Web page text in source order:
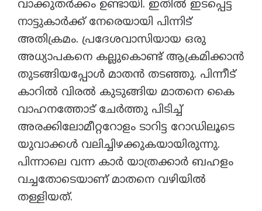
വാക്കുതർക്കം ഉണ്ടായി. ഇതിൽ ഇടപ്പെട്ട
നാട്ടുകാർക്ക് നേരെയായി പിന്നിട്
അതിക്രമം. പ്രദേശവാസിയായ ഒരു
അധ്യാപകനെ കല്ലുകൊണ്ട് ആക്രമിക്കാൻ
തുടങ്ങിയപ്പോൾ മാതൻ തടഞ്ഞു. പിന്നീട്
കാറിൽ വിരൽ കുടുങ്ങിയ മാതനെ കൈ
വാഹനത്തോട് ചേർത്തു പിടിച്ച്
അരക്കിലോമീറ്ററോളം ടാറിട്ട റോഡിലൂടെ
യുവാക്കൾ വലിച്ചിഴക്കുകയായിരുന്നു.
പിന്നാലെ വന്ന കാർ യാത്രക്കാർ ബഹളം
വച്ചതോടെയാണ് മാതനെ വഴിയിൽ
തള്ളിയത്.